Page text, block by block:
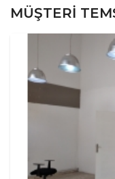
MÜŞTERI